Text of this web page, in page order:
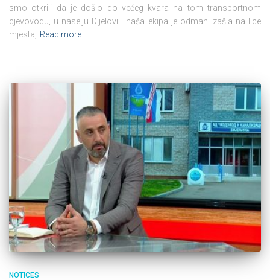
smo otkrili da je došlo do većeg kvara na tom transportnom
cjevovodu, u naselju Dijelovi i naša ekipa je odmah izašla na lice
mjesta,
Read more…
NOTICES